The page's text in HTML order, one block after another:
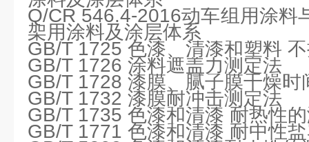
Q/CR 546.4-2016动车组用涂料
架用涂料及涂层体系
GB/T 1725 色漆、清漆和塑料
GB/T 1726 涂料遮盖力测定法
GB/T 1728 漆膜、腻子膜干燥时
GB/T 1732 漆膜耐冲击测定法
GB/T 1735 色漆和清漆 耐热性
GB/T 1771 色漆和清漆 耐中性